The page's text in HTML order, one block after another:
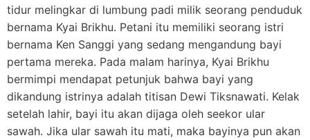
tidur melingkar di lumbung padi milik seorang penduduk
bernama Kyai Brikhu. Petani itu memiliki seorang istri
bernama Ken Sanggi yang sedang mengandung bayi
pertama mereka. Pada malam harinya, Kyai Brikhu
bermimpi mendapat petunjuk bahwa bayi yang
dikandung istrinya adalah titisan Dewi Tiksnawati. Kelak
setelah lahir, bayi itu akan dijaga oleh seekor ular
sawah. Jika ular sawah itu mati, maka bayinya pun akan